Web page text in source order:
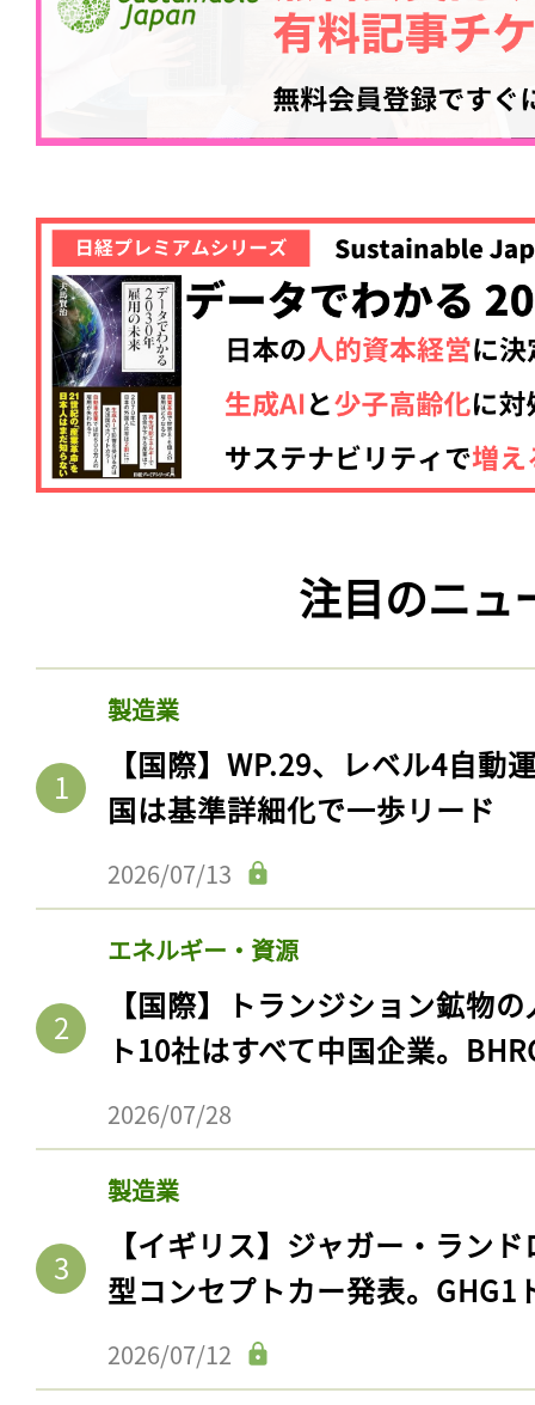
注目のニュ
製造業
【国際】WP.29、レベル4自動
国は基準詳細化で一歩リード
2026/07/13
エネルギー・資源
【国際】トランジション鉱物
ト10社はすべて中国企業。
2026/07/28
製造業
【イギリス】ジャガー・ラン
型コンセプトカー発表。GHG1
2026/07/12